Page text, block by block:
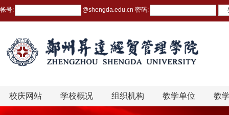
帐号: @shengda.edu.cn 密码:
校庆网站 学校概况 组织机构 教学单位 教